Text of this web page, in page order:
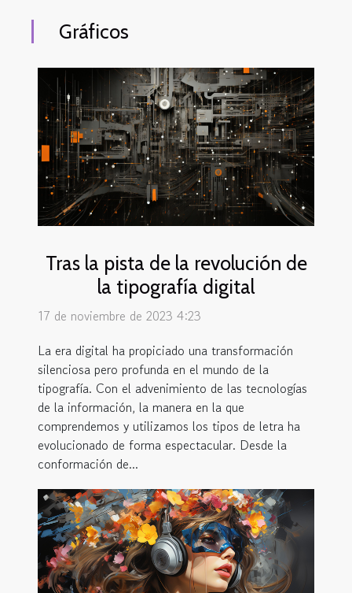
Gráficos
Tras la pista de la revolución de
la tipografía digital
17 de noviembre de 2023 4:23
La era digital ha propiciado una transformación
silenciosa pero profunda en el mundo de la
tipografía. Con el advenimiento de las tecnologías
de la información, la manera en la que
comprendemos y utilizamos los tipos de letra ha
evolucionado de forma espectacular. Desde la
conformación de...